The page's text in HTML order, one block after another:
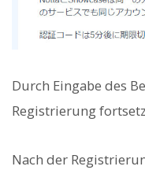
Durch Eingabe des
Registrierung
Nach der